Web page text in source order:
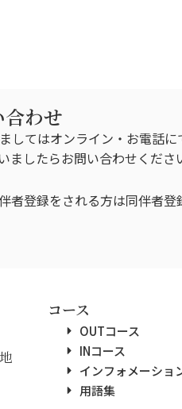
わせ
してはオンライン・お電話
ましたらお問い合わせくださ
者登録をされる方は同伴者
コース
OUTコース
INコース
インフォメーショ
用語集